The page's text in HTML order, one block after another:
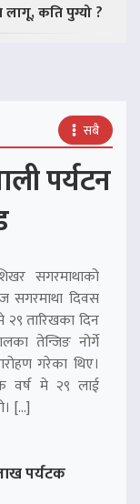
कति पुग्यो ?
सबै
पर्यटन
सगरमाथाको
दिवस
२९ तारिखका दिन
तेन्जिङ नोर्गे
गरेका थिए।
वर्ष मे २९ लाई
[…]
पर्यटक